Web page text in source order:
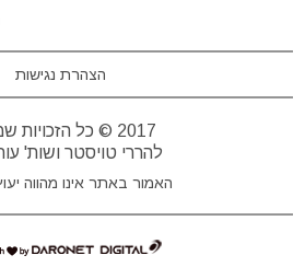
הצהרת נגישות
2017 © כל הזכויות שמורות
להררי טויסטר ושות'
האמור באתר אינו מהווה
דרונט